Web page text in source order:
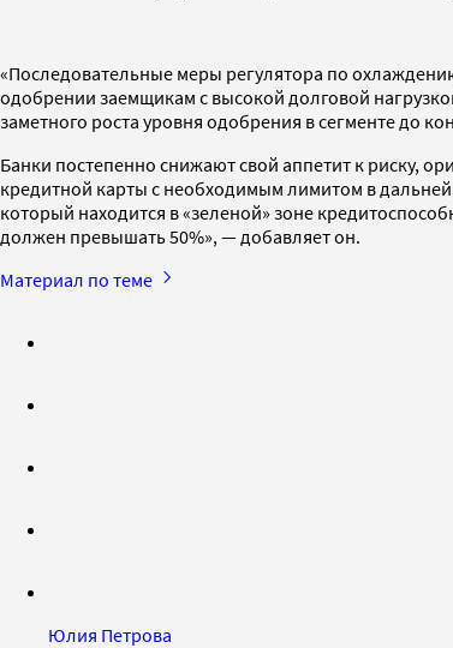
«Последовательные меры регулятора по
одобрении заемщикам с высокой долговой
заметного роста уровня одобрения в сегменте до
Банки постепенно снижают свой аппетит к риску,
кредитной карты с необходимым лимитом в
который находится в «зеленой» зоне
должен превышать 50%», — добавляет он.
Материал по теме
Юлия Петрова